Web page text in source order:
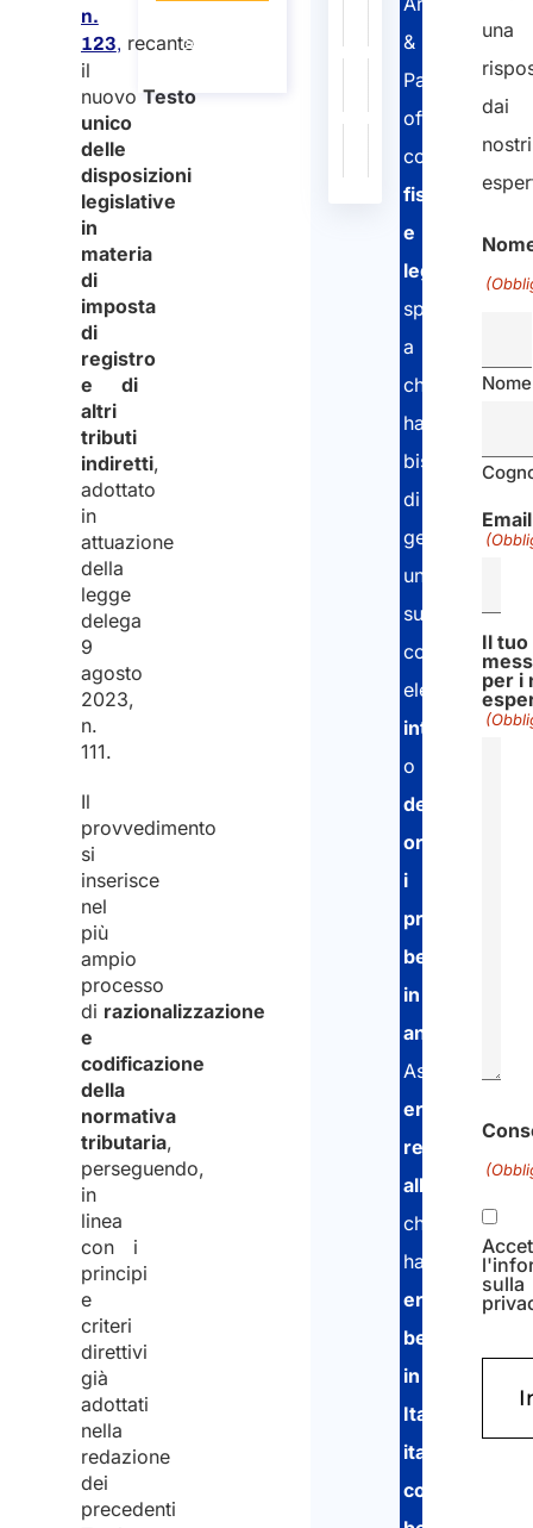
n.
123, recante
il
nuovo Testo
unico
delle
disposizioni
legislative
in
materia
di
imposta
di
registro
e di
altri
tributi
indiretti,
adottato
in
attuazione
della
legge
delega
9
agosto
2023,
n.
111.
Il
provvedimento
si
inserisce
nel
più
ampio
processo
di razionalizzazione
e
codificazione
della
normativa
tributaria,
perseguendo,
in
linea
con i
principi
e
criteri
direttivi
già
adottati
nella
redazione
dei
precedenti
sulla
più
Governo
131/1986
26/4/1986
Leggi
più
Governo
italiano
347/1990
31/11/1990
Leggi
più
&
Partners
offre
consulenza
fiscale
e
legale
specializzata
a
chi
ha
bisogno
di
gestire
una
successione
con
elementi
internazionali
o
desidera
organizzare
i
propri
beni
in
anticipo
Assistiamo
eredi
residenti
all’estero
che
hanno
ereditato
beni
in
Italia
italiani
con
una
dai
nostri
Nome
Email
Il tuo
per i
sulla